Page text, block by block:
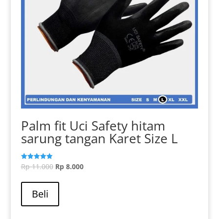
produk
Palm fit Uci Safety hitam
sarung tangan Karet Size L
Dinilai
5.00
Rp11.000 Harga
Rp8.000Harga
Beli